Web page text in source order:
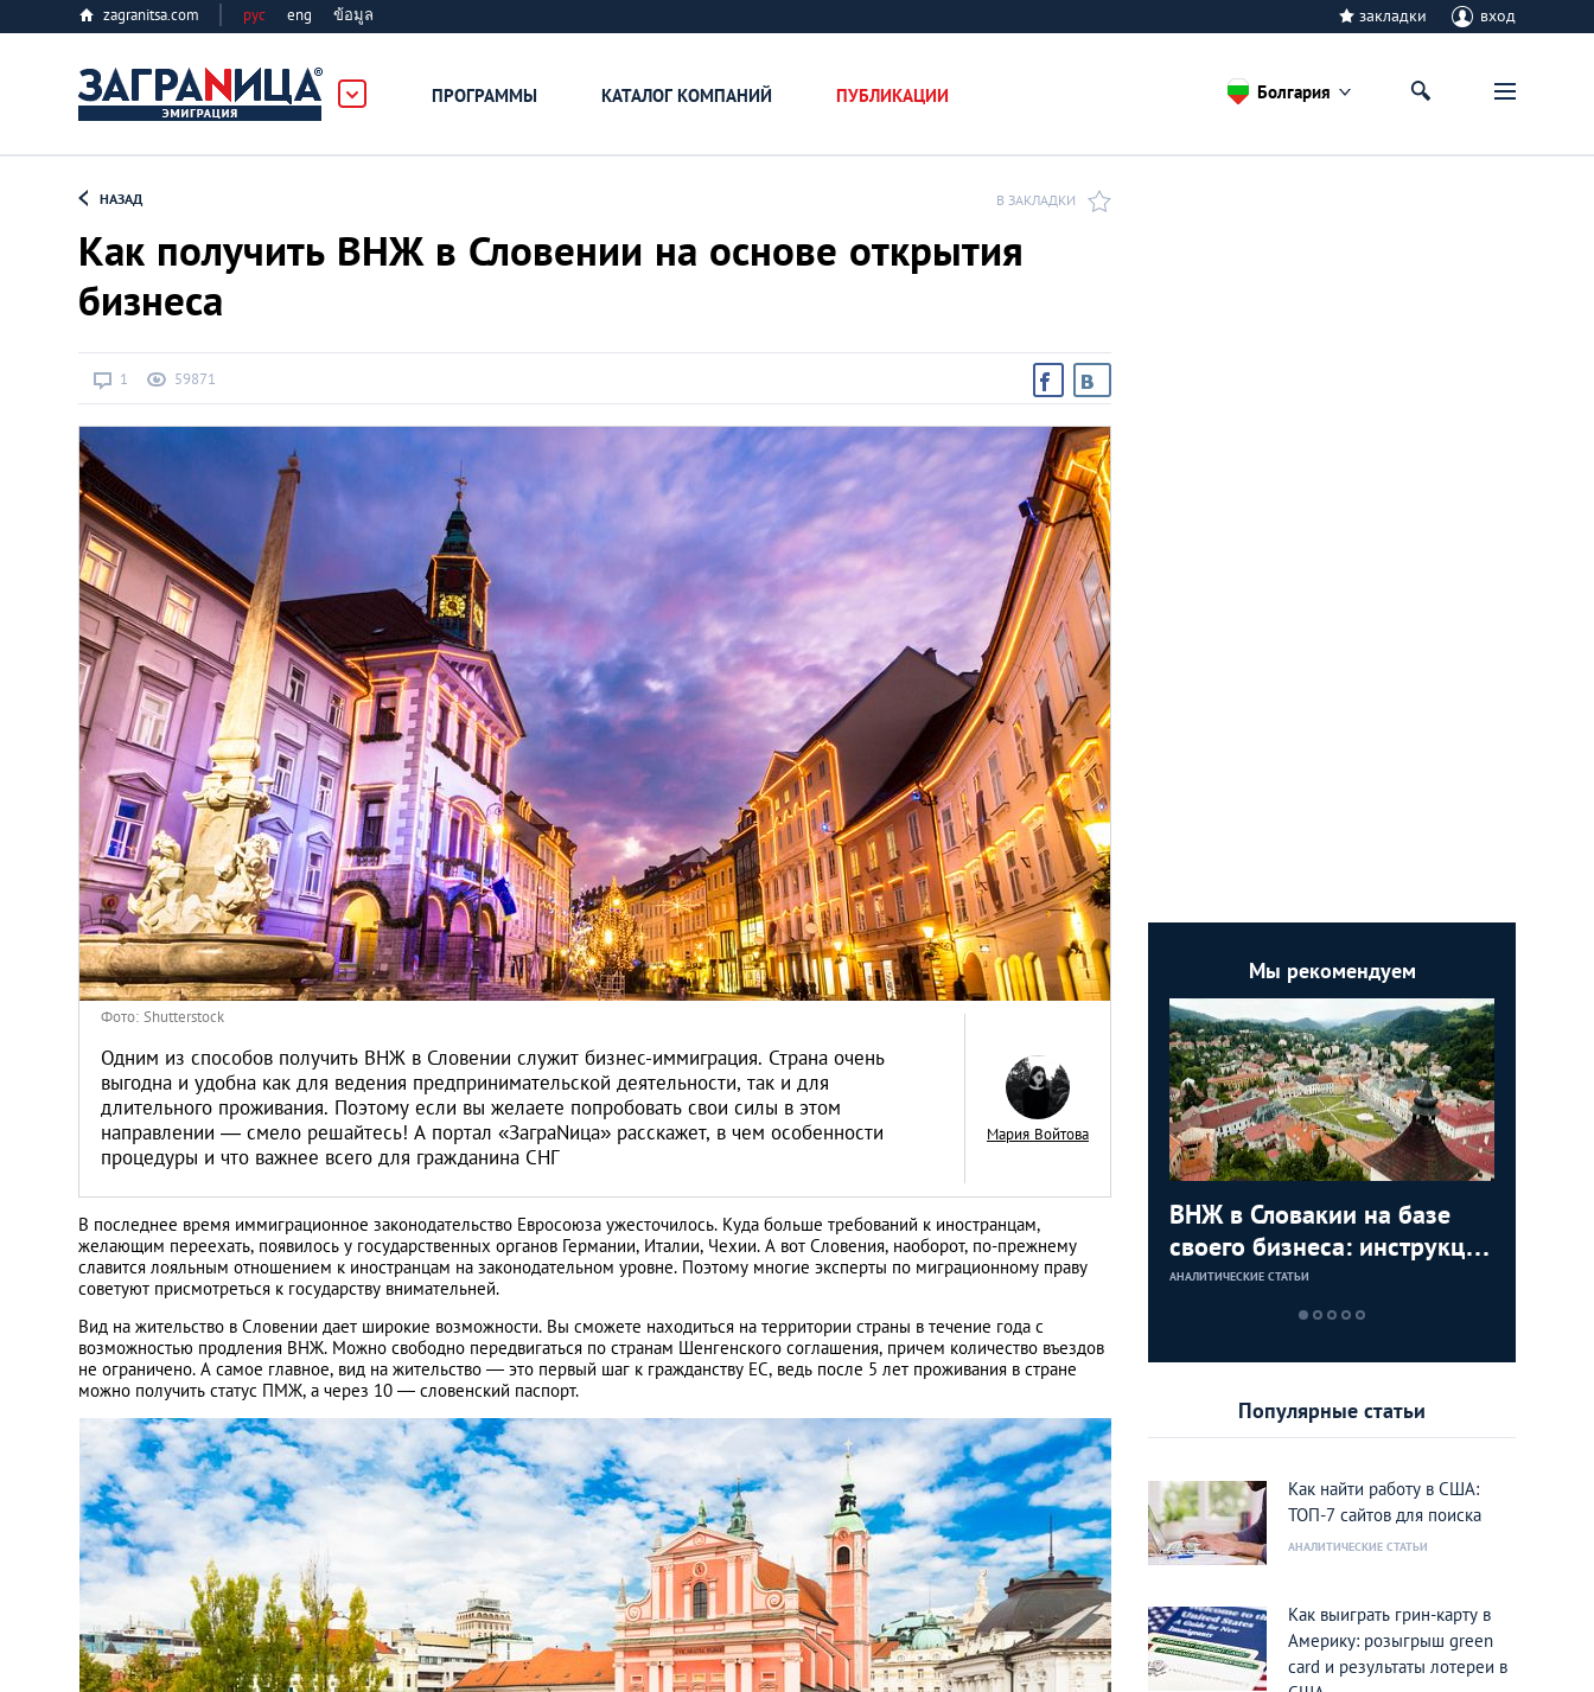
zagranitsa.com рус eng ข้อมูล закладки вход
ПРОГРАММЫ КАТАЛОГ КОМПАНИЙ ПУБЛИКАЦИИ
Все страны
Великобритания
Венгрия
Германия
Греция
Испания
Казахстан
Канада
Кипр
Латвия
Литва
Мальта
Польша
Португалия
Россия
Словакия
Словения
США
Таиланд
Украина
Болгария
НАЗАД В ЗАКЛАДКИ
Как получить ВНЖ в Словении на основе открытия
бизнеса
1 59871
Фото: Shutterstock
Одним из способов получить ВНЖ в Словении служит бизнес-иммиграция. Страна очень
выгодна и удобна как для ведения предпринимательской деятельности, так и для
длительного проживания. Поэтому если вы желаете попробовать свои силы в этом
направлении ― смело решайтесь! А портал «ЗаграNица» расскажет, в чем особенности
процедуры и что важнее всего для гражданина СНГ
Мария Войтова
В последнее время иммиграционное законодательство Евросоюза ужесточилось. Куда больше требований к иностранцам,
желающим переехать, появилось у государственных органов Германии, Италии, Чехии. А вот Словения, наоборот, по-прежнему
славится лояльным отношением к иностранцам на законодательном уровне. Поэтому многие эксперты по миграционному праву
советуют присмотреться к государству внимательней.
Вид на жительство в Словении дает широкие возможности. Вы сможете находиться на территории страны в течение года с
возможностью продления ВНЖ. Можно свободно передвигаться по странам Шенгенского соглашения, причем количество въездов
не ограничено. А самое главное, вид на жительство ― это первый шаг к гражданству ЕС, ведь после 5 лет проживания в стране
можно получить статус ПМЖ, а через 10 ― словенский паспорт.
Мы рекомендуем
ВНЖ в Словакии на базе
своего бизнеса: инструкция
для граждан СНГ
АНАЛИТИЧЕСКИЕ СТАТЬИ
Как открыть бизнес в
Словакии: процедура для
иностранцев
АНАЛИТИЧЕСКИЕ СТАТЬИ
Популярные статьи
Как найти работу в США:
ТОП-7 сайтов для поиска
АНАЛИТИЧЕСКИЕ СТАТЬИ
Как выиграть грин-карту в
Америку: розыгрыш green
card и результаты лотереи в